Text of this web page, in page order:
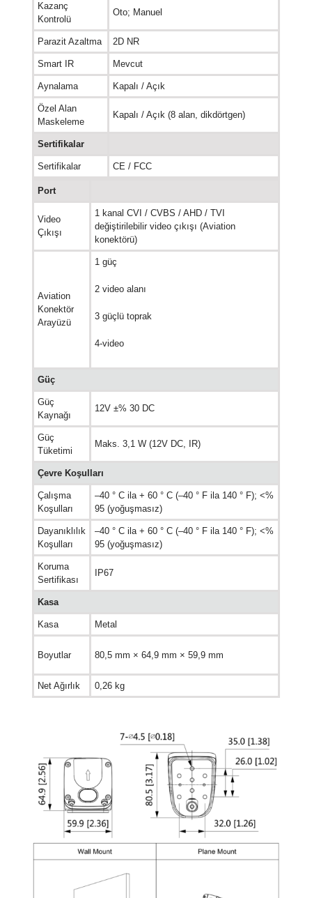
Kazanç
Kontrolü
Oto; Manuel
Parazit Azaltma 2D NR
Smart IR Mevcut
Aynalama Kapalı / Açık
Özel Alan
Maskeleme
Kapalı / Açık (8 alan, dikdörtgen)
Sertifikalar
Sertifikalar CE / FCC
Port
Video
Çıkışı
1 kanal CVI / CVBS / AHD / TVI
değiştirilebilir video çıkışı (Aviation
konektörü)
Aviation
Konektör
Arayüzü
1 güç
2 video alanı
3 güçlü toprak
4-video
Güç
Güç
Kaynağı
12V ±% 30 DC
Güç
Tüketimi
Maks. 3,1 W (12V DC, IR)
Çevre Koşulları
Çalışma
Koşulları
–40 ° C ila + 60 ° C (–40 ° F ila 140 ° F); <%
95 (yoğuşmasız)
Dayanıklılık
Koşulları
–40 ° C ila + 60 ° C (–40 ° F ila 140 ° F); <%
95 (yoğuşmasız)
Koruma
Sertifikası
IP67
Kasa
Kasa Metal
Boyutlar 80,5 mm × 64,9 mm × 59,9 mm
Net Ağırlık 0,26 kg